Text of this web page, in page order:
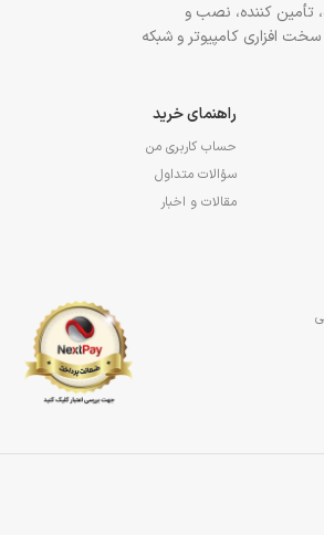
تأمین کننده، نصب و
افزاری کامپیوتر و شبکه
راهنمای خرید
حساب کاربری من
سؤالات متداول
مقالات و اخبار